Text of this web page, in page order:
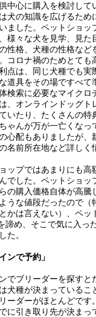
中心に購入を検討して
犬の知識を広げるため
ました。ペットショ
様々な犬を見学、見
性格、犬種の性格な
コロナ禍のためとて
点は、同じ犬種でも実
道具をその場ですべて
検索に必要なマイク
、オンラインドッグ
いたり、たくさんの特
ゃんが万が一亡くな
心配もありましたが
名前所在地など詳しく
ップではあまりにも高
でした。ペットショ
の購入価格自体が高
うな値段だったので（
かは言えない）、ペッ
諦め、そこで気に入っ
た。
ンで予約」
でブリーダーを探す
犬種が決まっているこ
ーダーがほとんどで
に引き取り先が決ま